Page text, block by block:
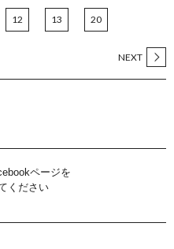
12 13 20
NEXT
ページを
ください